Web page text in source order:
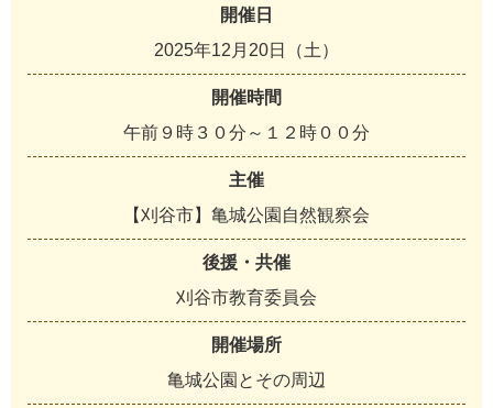
開催日
2025年12月20日（土）
開催時間
午前９時３０分～１２時００分
主催
【刈谷市】亀城公園自然観察会
後援・共催
刈谷市教育委員会
開催場所
亀城公園とその周辺